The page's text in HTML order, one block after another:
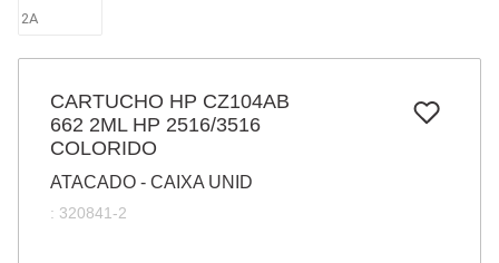
CARTUCHO HP CZ104AB
662 2ML HP 2516/3516
COLORIDO
ATACADO - CAIXA UNID
: 320841-2
5
6º pincel
papel
cola
barbante
º pasta